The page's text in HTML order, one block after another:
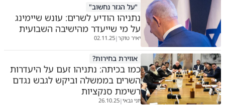
"על הגזר נחשוב"
נתניהו הודיע לשרים: עונש שיימינג
על מי שייעדר מהישיבה השבועית
יאיר טוקר|
02.11.25
אווירת בחירות?
כמו בכיתה: נתניהו זעם על היעדרות
השרים בממשלה וביקש לגבש נגדם
רשימת סנקציות
יוני גבאי|
26.10.25